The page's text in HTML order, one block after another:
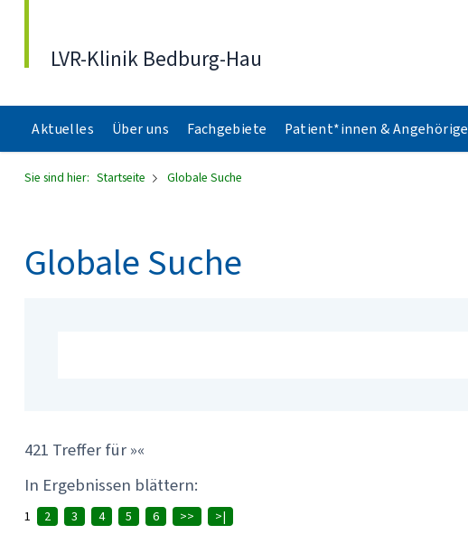
LVR-Klinik Bedburg-Hau
Aktuelles Über uns Fachgebiete Patient*innen & Angehörige
Sie sind hier: Startseite Globale Suche
Globale Suche
421 Treffer für »«
In Ergebnissen blättern:
1 2 3 4 5 6 >> >|